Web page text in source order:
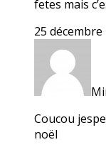
fetes mais
25
Coucou
noël